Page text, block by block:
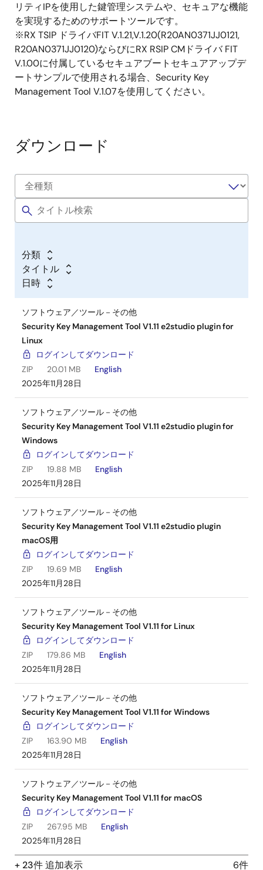
リティIPを使用した鍵管理システムや、セキュアな機能
を実現するためのサポートツールです。
※RX TSIP ドライバFIT V.1.21,V.1.20(R20AN0371JJ0121,
R20AN0371JJ0120)ならびにRX RSIP CMドライバ FIT
V.1.00に付属しているセキュアブートセキュアアップデ
ートサンプルで使用される場合、Security Key
Management Tool V.1.07を使用してください。
ダウンロード
分類
タイトル
日時
ソフトウェア／ツール－その他
Security Key Management Tool V1.11 e2studio plugin for
Linux
ログインしてダウンロード
ZIP
20.01 MB
English
2025年11月28日
ソフトウェア／ツール－その他
Security Key Management Tool V1.11 e2studio plugin for
Windows
ログインしてダウンロード
ZIP
19.88 MB
English
2025年11月28日
ソフトウェア／ツール－その他
Security Key Management Tool V1.11 e2studio plugin
macOS用
ログインしてダウンロード
ZIP
19.69 MB
English
2025年11月28日
ソフトウェア／ツール－その他
Security Key Management Tool V1.11 for Linux
ログインしてダウンロード
ZIP
179.86 MB
English
2025年11月28日
ソフトウェア／ツール－その他
Security Key Management Tool V1.11 for Windows
ログインしてダウンロード
ZIP
163.90 MB
English
2025年11月28日
ソフトウェア／ツール－その他
Security Key Management Tool V1.11 for macOS
ログインしてダウンロード
ZIP
267.95 MB
English
2025年11月28日
+ 23件 追加表示 6件